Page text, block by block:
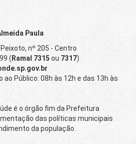
Paula
nº 205 - Centro
( Ramal 7315 ou 7317)
ao Público: 08h às 12h e das 13h às
é o órgão fim da Prefeitura
das políticas municipais
da população.